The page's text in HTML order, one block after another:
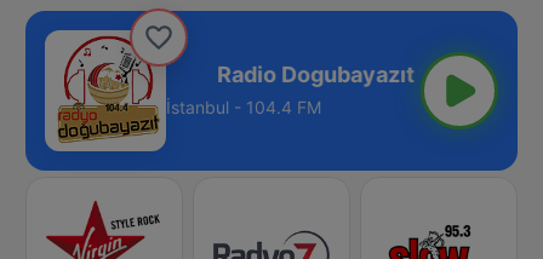
104.4 FM
İstanbul - 104.4 FM